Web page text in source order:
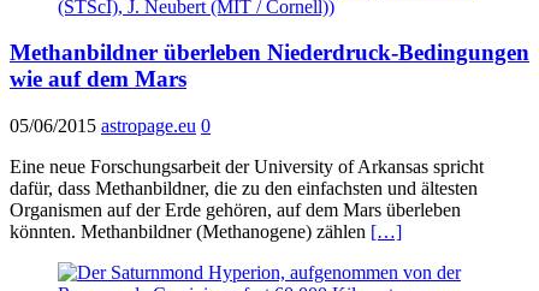
Methanbildner überleben Niederdruck-Bedingungen
wie auf dem Mars
05/06/2015 astropage.eu 0
Eine neue Forschungsarbeit der University of Arkansas spricht
dafür, dass Methanbildner, die zu den einfachsten und ältesten
Organismen auf der Erde gehören, auf dem Mars überleben
könnten. Methanbildner (Methanogene) zählen […]